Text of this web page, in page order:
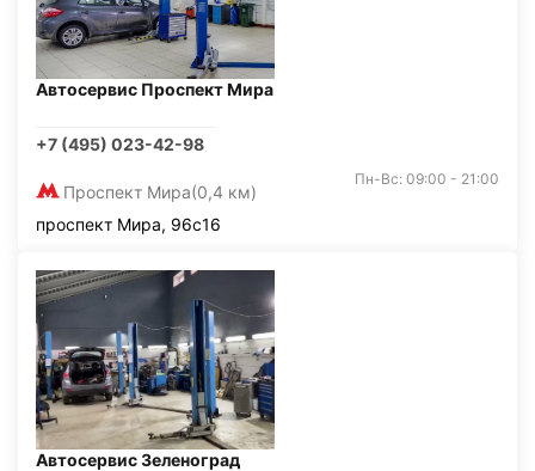
Автосервис Проспект Мира
+7 (495) 023-42-98
Проспект Мира(0,4 км)
Пн-Вс: 09:00 - 21:00
проспект Мира, 96с16
Автосервис Зеленоград